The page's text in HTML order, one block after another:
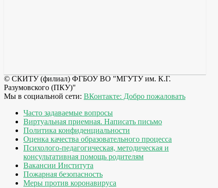
© СКИТУ (филиал) ФГБОУ ВО "МГУТУ им. К.Г.
Разумовского (ПКУ)"
Мы в социальной сети: ВКонтакте: Добро пожаловать
Часто задаваемые вопросы
Виртуальная приемная. Написать письмо
Политика конфиденциальности
Оценка качества образовательного процесса
Психолого-педагогическая, методическая и
консультативная помощь родителям
Вакансии Института
Пожарная безопасность
Меры против коронавируса